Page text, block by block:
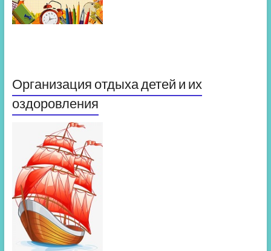
Организация отдыха детей и их
оздоровления